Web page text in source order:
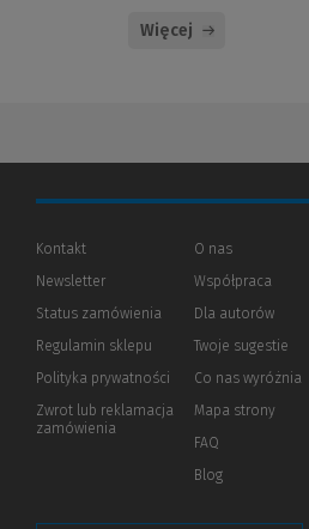
Więcej
Kontakt
Newsletter
Status zamówienia
Regulamin sklepu
Polityka prywatności (Nowe
(Link
innej
Zwrot lub reklamacja
zamówienia
O nas
Współpraca
Dla autorów(Nowe
(Link
innej
Twoje sugestie
Co nas wyróżnia
Mapa strony
FAQ
Blog